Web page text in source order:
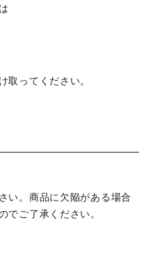
取ってください。
い。商品に欠陥がある場合
でご了承ください。